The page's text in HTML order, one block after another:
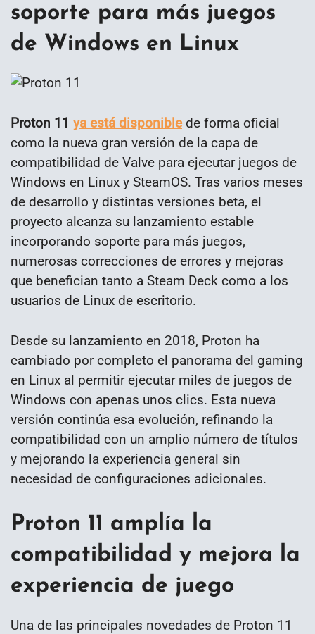
soporte para más juegos
de Windows en Linux
Proton 11 ya está disponiblede forma oficial
como la nueva gran versión de la capa de
compatibilidad de Valve para ejecutar juegos de
Windows en Linux y SteamOS. Tras varios meses
de desarrollo y distintas versiones beta, el
proyecto alcanza su lanzamiento estable
incorporando soporte para más juegos,
numerosas correcciones de errores y mejoras
que benefician tanto a Steam Deck como a los
usuarios de Linux de escritorio.
Desde su lanzamiento en 2018, Proton ha
cambiado por completo el panorama del gaming
en Linux al permitir ejecutar miles de juegos de
Windows con apenas unos clics. Esta nueva
versión continúa esa evolución, refinando la
compatibilidad con un amplio número de títulos
y mejorando la experiencia general sin
necesidad de configuraciones adicionales.
Proton 11 amplía la
compatibilidad y mejora la
experiencia de juego
Una de las principales novedades de Proton 11